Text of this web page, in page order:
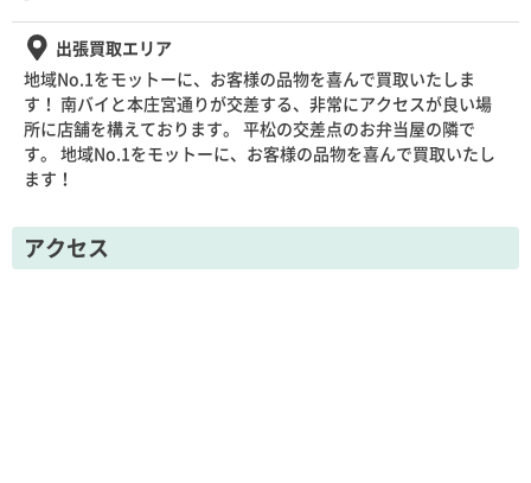
出張買取エリア
地域No.1をモットーに、お客様の品物を喜んで買取いたしま
す！ 南バイと本庄宮通りが交差する、非常にアクセスが良い場
所に店舗を構えております。 平松の交差点のお弁当屋の隣で
す。 地域No.1をモットーに、お客様の品物を喜んで買取いたし
ます！
アクセス